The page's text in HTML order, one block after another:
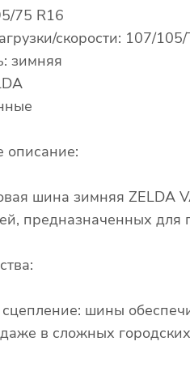
75 R16
скорости: 107/
зимняя
описание:
шина зимняя ZELDA
предназначенных для
шины
в сложных